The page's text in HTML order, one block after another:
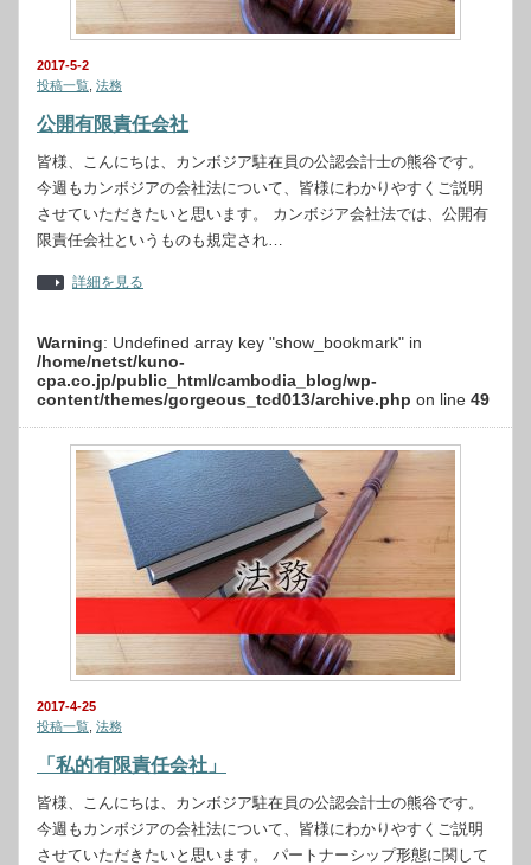
2017-5-2
投稿一覧 法務
公開有限責任会社
皆様、こんにちは、カンボジア駐在員の公認会計士の熊谷です。
今週もカンボジアの会社法について、皆様にわかりやすくご説明
させていただきたいと思います。 カンボジア会社法では、公開有
限責任会社というものも規定され…
詳細を見る
Warning: Undefined array key "show_bookmark" in
/home/netst/kuno-
cpa.co.jp/public_html/cambodia_blog/wp-
content/themes/gorgeous_tcd013/archive.php on line 49
2017-4-25
投稿一覧 法務
「私的有限責任会社」
皆様、こんにちは、カンボジア駐在員の公認会計士の熊谷です。
今週もカンボジアの会社法について、皆様にわかりやすくご説明
させていただきたいと思います。 パートナーシップ形態に関して